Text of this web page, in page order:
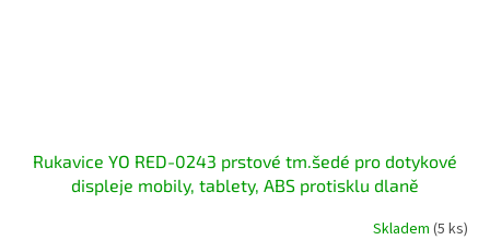
Rukavice YO RED-0243 prstové tm.šedé pro dotykové
displeje mobily, tablety, ABS protisklu dlaně
Skladem (5 ks)